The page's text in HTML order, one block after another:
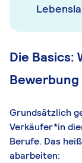
Die Basics:
Grundsätzlich
Verkäufer*in
Berufe. Das
abarbeiten: